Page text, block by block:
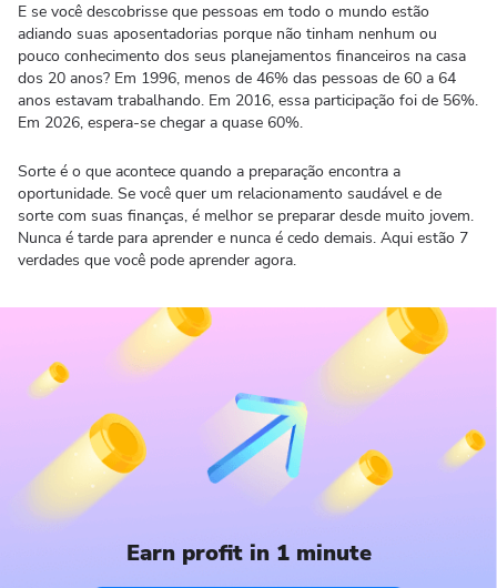
E se você descobrisse que pessoas em todo o mundo estão
adiando suas aposentadorias porque não tinham nenhum ou
pouco conhecimento dos seus planejamentos financeiros na casa
dos 20 anos? Em 1996, menos de 46% das pessoas de 60 a 64
anos estavam trabalhando. Em 2016, essa participação foi de 56%.
Em 2026, espera-se chegar a quase 60%.
Sorte é o que acontece quando a preparação encontra a
oportunidade. Se você quer um relacionamento saudável e de
sorte com suas finanças, é melhor se preparar desde muito jovem.
Nunca é tarde para aprender e nunca é cedo demais. Aqui estão 7
verdades que você pode aprender agora.
Earn profit in 1 minute